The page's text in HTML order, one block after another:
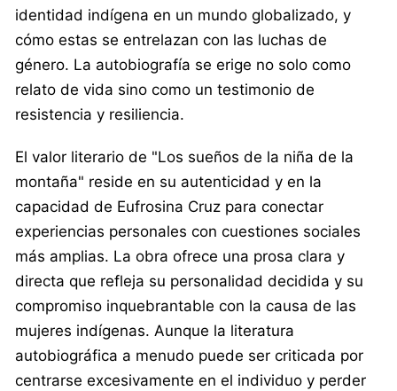
identidad indígena en un mundo globalizado, y
cómo estas se entrelazan con las luchas de
género. La autobiografía se erige no solo como
relato de vida sino como un testimonio de
resistencia y resiliencia.
El valor literario de "Los sueños de la niña de la
montaña" reside en su autenticidad y en la
capacidad de Eufrosina Cruz para conectar
experiencias personales con cuestiones sociales
más amplias. La obra ofrece una prosa clara y
directa que refleja su personalidad decidida y su
compromiso inquebrantable con la causa de las
mujeres indígenas. Aunque la literatura
autobiográfica a menudo puede ser criticada por
centrarse excesivamente en el individuo y perder